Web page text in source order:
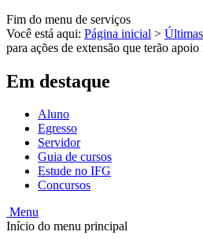
Fim do menu de serviços
Você está aqui: Página inicial >
para ações de extensão que terão
Em destaque
Aluno
Egresso
Servidor
Guia de cursos
Estude no IFG
Concursos
Menu
Início do menu principal